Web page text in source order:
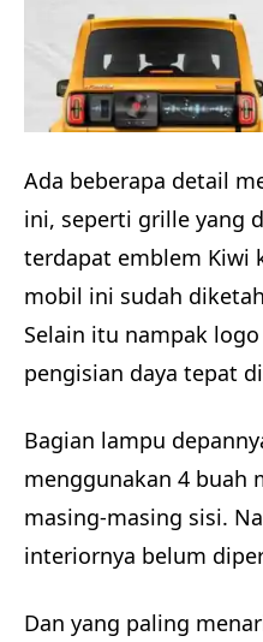
Ada beberapa detail
ini, seperti grille yang
terdapat emblem Kiwi
mobil ini sudah
Selain itu nampak
pengisian daya tepat
Bagian lampu
menggunakan 4 buah
masing-masing sisi.
interiornya belum
Dan yang paling